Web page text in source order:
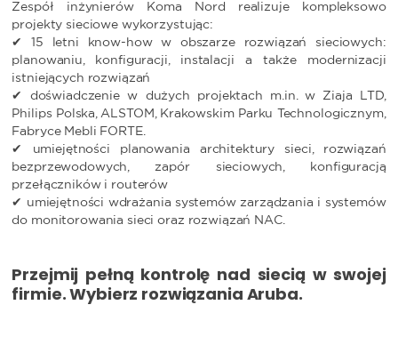
Zespół inżynierów Koma Nord realizuje kompleksowo
projekty sieciowe wykorzystując:
✔ 15 letni know-how w obszarze rozwiązań sieciowych:
planowaniu, konfiguracji, instalacji a także modernizacji
istniejących rozwiązań
✔ doświadczenie w dużych projektach m.in. w Ziaja LTD,
Philips Polska, ALSTOM, Krakowskim Parku Technologicznym,
Fabryce Mebli FORTE.
✔ umiejętności planowania architektury sieci, rozwiązań
bezprzewodowych, zapór sieciowych, konfiguracją
przełączników i routerów
✔ umiejętności wdrażania systemów zarządzania i systemów
do monitorowania sieci oraz rozwiązań NAC.
Przejmij pełną kontrolę nad siecią w swojej
firmie. Wybierz rozwiązania Aruba.